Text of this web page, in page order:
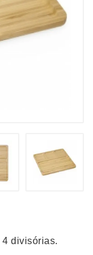
4 divisórias.